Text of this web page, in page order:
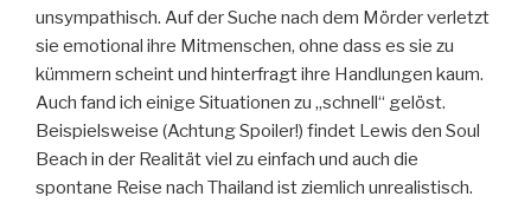
unsympathisch. Auf der Suche nach dem Mörder verletzt
sie emotional ihre Mitmenschen, ohne dass es sie zu
kümmern scheint und hinterfragt ihre Handlungen kaum.
Auch fand ich einige Situationen zu „schnell“ gelöst.
Beispielsweise (Achtung Spoiler!) findet Lewis den Soul
Beach in der Realität viel zu einfach und auch die
spontane Reise nach Thailand ist ziemlich unrealistisch.